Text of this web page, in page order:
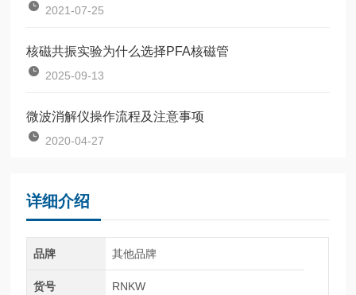
2021-07-25
核磁共振实验为什么选择PFA核磁管
2025-09-13
微波消解仪操作流程及注意事项
2020-04-27
详细介绍
品牌 其他品牌
货号 RNKW